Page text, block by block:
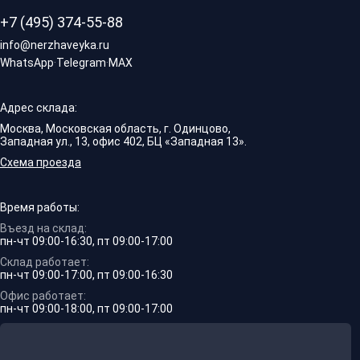
+7 (495) 374-55-88
info@nerzhaveyka.ru
WhatsApp·Telegram·MAX
Адрес склада:
Москва, Московская область, г. Одинцово,
Западная ул., 13, офис 402, БЦ «Западная 13».
Схема проезда
Время работы:
Въезд на склад:
пн-чт 09:00-16:30, пт 09:00-17:00
Склад работает:
пн-чт 09:00-17:00, пт 09:00-16:30
Офис работает:
пн-чт 09:00-18:00, пт 09:00-17:00